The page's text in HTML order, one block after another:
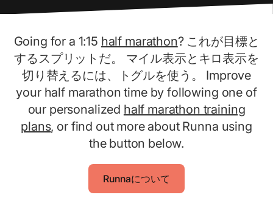
Going for a 1:15 half marathon? これが目標と
するスプリットだ。 マイル表示とキロ表示を
切り替えるには、トグルを使う。 Improve
your half marathon time by following one of
our personalized half marathon training
plans, or find out more about Runna using
the button below.
Runnaについて